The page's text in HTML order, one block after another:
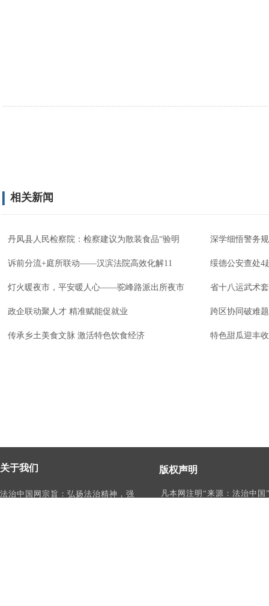
相关新闻
丹凤县人民检察院：检察建议为散装食品“验明 深学细悟警务
诉前分流+庭所联动——汉滨法院高效化解11 绥德公安查处4
灯火暖夜市，平安暖人心——驼峰路派出所夜市 省十八运武术
政企联动聚人才 精准赋能促就业 跨区协同破难
传承乡土美食文脉 激活特色饮食经济 特色甜瓜迎丰
版权声明
凡本网注明“来源：法治中国
关于我们
法治中国网宗旨：弘扬法治精神，强